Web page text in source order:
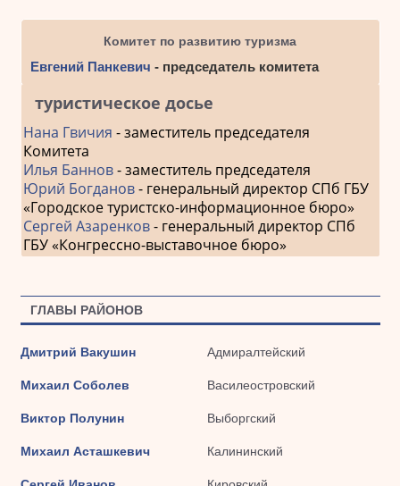
Комитет по развитию туризма
Евгений Панкевич - председатель комитета
туристическое досье
Нана Гвичия - заместитель председателя
Комитета
Илья Баннов- заместитель председателя
Юрий Богданов- генеральный директор СПб ГБУ
«Городское туристско-информационное бюро»
Сергей Азаренков- генеральный директор СПб
ГБУ «Конгрессно-выставочное бюро»
ГЛАВЫ РАЙОНОВ
Дмитрий Вакушин Адмиралтейский
Михаил Соболев Василеостровский
Виктор Полунин Выборгский
Михаил Асташкевич Калининский